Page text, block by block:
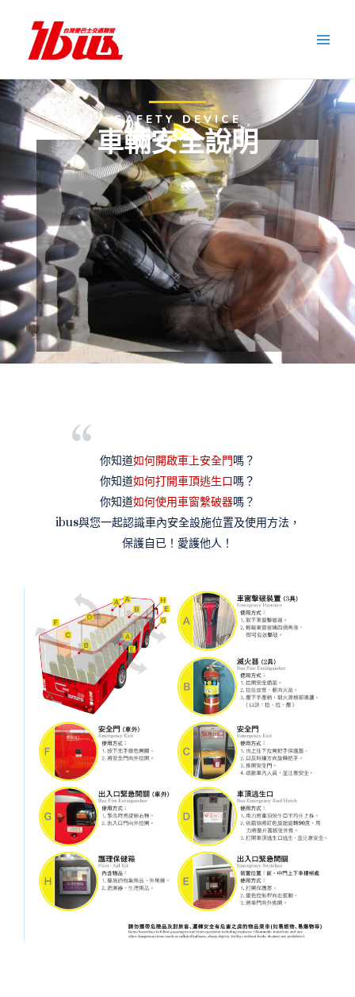
內
容
SAFETY DEVICE
車輛安全說明
你知道如何開啟車上安全門嗎？
你知道如何打開車頂逃生口嗎？
你知道如何使用車窗繫破器嗎？
ibus與您一起認識車內安全設施位置及使用方法，
保護自已！愛護他人！